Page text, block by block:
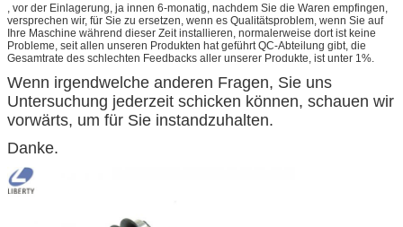
, vor der Einlagerung, ja innen 6-monatig, nachdem Sie die Waren empfingen,
versprechen wir, für Sie zu ersetzen, wenn es Qualitätsproblem, wenn Sie auf
Ihre Maschine während dieser Zeit installieren, normalerweise dort ist keine
Probleme, seit allen unseren Produkten hat geführt QC-Abteilung gibt, die
Gesamtrate des schlechten Feedbacks aller unserer Produkte, ist unter 1%.
Wenn irgendwelche anderen Fragen, Sie uns
Untersuchung jederzeit schicken können, schauen wir
vorwärts, um für Sie instandzuhalten.
Danke.